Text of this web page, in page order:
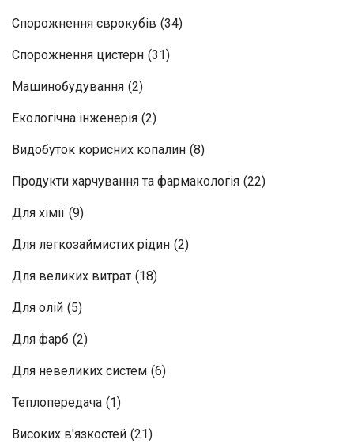
Спорожнення єврокубів (34)
Спорожнення цистерн (31)
Машинобудування (2)
Екологічна інженерія (2)
Видобуток корисних копалин (8)
Продукти харчування та фармакологія (22)
Для хімії (9)
Для легкозаймистих рідин (2)
Для великих витрат (18)
Для олій (5)
Для фарб (2)
Для невеликих систем (6)
Теплопередача (1)
Високих в'язкостей (21)